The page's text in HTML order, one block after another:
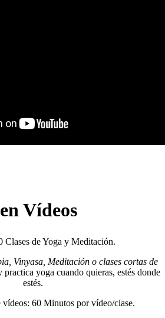
Vídeos
Clases de Yoga y Meditación.
Vinyasa, Meditación o clases cortas de
practica yoga cuando quieras, estés donde
estés.
60 Minutos por vídeo/clase.